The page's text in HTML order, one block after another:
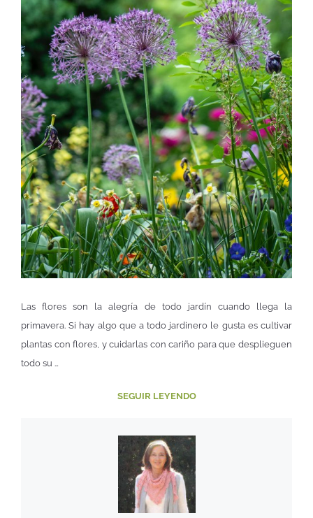
Las flores son la alegría de todo jardín cuando llega la
primavera. Si hay algo que a todo jardinero le gusta es cultivar
plantas con flores, y cuidarlas con cariño para que desplieguen
todo su …
SEGUIR LEYENDO